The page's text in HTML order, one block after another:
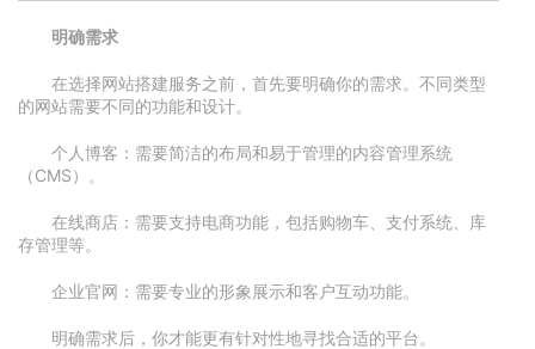
明确需求
在选择网站搭建服务之前，首先要明确你的需求。不同类型
的网站需要不同的功能和设计。
个人博客：需要简洁的布局和易于管理的内容管理系统
（CMS）。
在线商店：需要支持电商功能，包括购物车、支付系统、库
存管理等。
企业官网：需要专业的形象展示和客户互动功能。
明确需求后，你才能更有针对性地寻找合适的平台。